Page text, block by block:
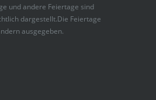
und andere Feiertage sind
dargestellt.Die Feiertage
ausgegeben.